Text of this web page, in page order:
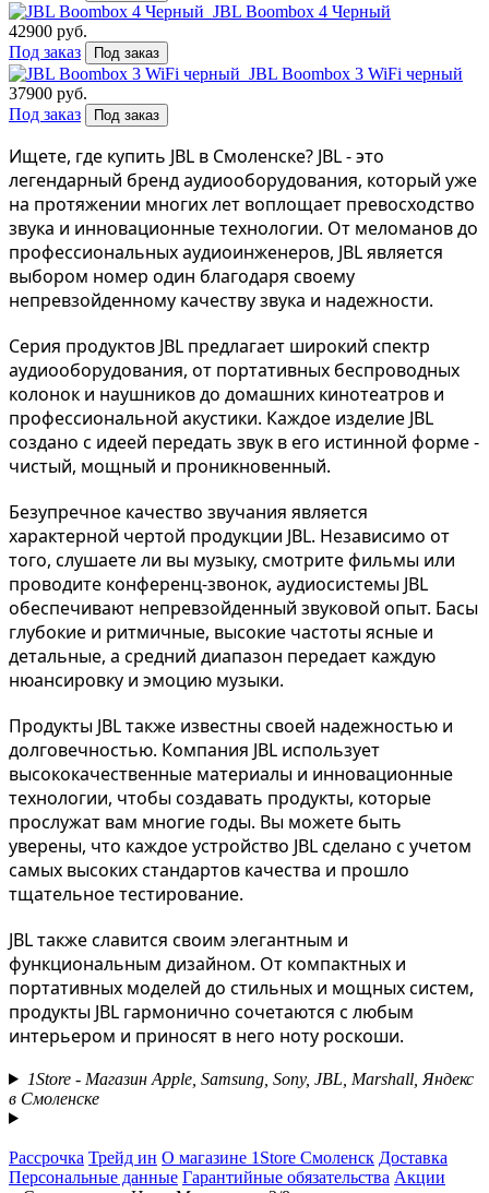
JBL Boombox 4 Черный
42900 руб.
Под заказ
Под заказ
JBL Boombox 3 WiFi черный
37900 руб.
Под заказ
Под заказ
Ищете, где купить JBL в Смоленске? JBL - это
легендарный бренд аудиооборудования, который уже
на протяжении многих лет воплощает превосходство
звука и инновационные технологии. От меломанов до
профессиональных аудиоинженеров, JBL является
выбором номер один благодаря своему
непревзойденному качеству звука и надежности.
Серия продуктов JBL предлагает широкий спектр
аудиооборудования, от портативных беспроводных
колонок и наушников до домашних кинотеатров и
профессиональной акустики. Каждое изделие JBL
создано с идеей передать звук в его истинной форме -
чистый, мощный и проникновенный.
Безупречное качество звучания является
характерной чертой продукции JBL. Независимо от
того, слушаете ли вы музыку, смотрите фильмы или
проводите конференц-звонок, аудиосистемы JBL
обеспечивают непревзойденный звуковой опыт. Басы
глубокие и ритмичные, высокие частоты ясные и
детальные, а средний диапазон передает каждую
нюансировку и эмоцию музыки.
Продукты JBL также известны своей надежностью и
долговечностью. Компания JBL использует
высококачественные материалы и инновационные
технологии, чтобы создавать продукты, которые
прослужат вам многие годы. Вы можете быть
уверены, что каждое устройство JBL сделано с учетом
самых высоких стандартов качества и прошло
тщательное тестирование.
JBL также славится своим элегантным и
функциональным дизайном. От компактных и
портативных моделей до стильных и мощных систем,
продукты JBL гармонично сочетаются с любым
интерьером и приносят в него ноту роскоши.
1Store - Магазин Apple, Samsung, Sony, JBL, Marshall, Яндекс
в Смоленске
Рассрочка Трейд ин О магазине 1Store Смоленск Доставка
Персональные данные Гарантийные обязательства Акции